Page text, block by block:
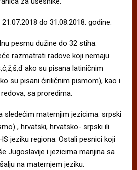
do 31.08.2018. godine.
pesmu dužine do 32 stiha.
razmatrati radove koji nemaju
ako su pisana latiničnim
su pisani ćiriličnim pismom), kao i
sa proredima.
sledećim maternjim jezicima: srpski
, hrvatski, hrvatsko- srpski ili
jeziku regiona. Ostali pesnici koji
Jugoslavije i jezicima manjina sa
na maternjem jeziku.